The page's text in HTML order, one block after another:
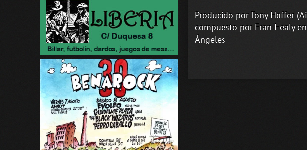
Producido por Tony Hoffer
compuesto por Fran Healy
Ángeles